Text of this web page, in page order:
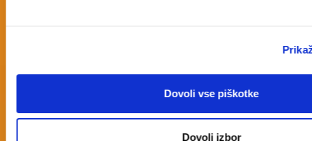
Dovoli vse piškotke
Dovoli izbor